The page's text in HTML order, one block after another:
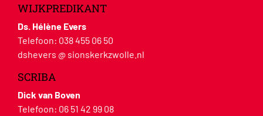
WIJKPREDIKANT
Ds. Hélène Evers
Telefoon: 038 455 06 50
dshevers @ sionskerkzwolle.nl
SCRIBA
Dick van Boven
Telefoon: 06 51 42 99 08